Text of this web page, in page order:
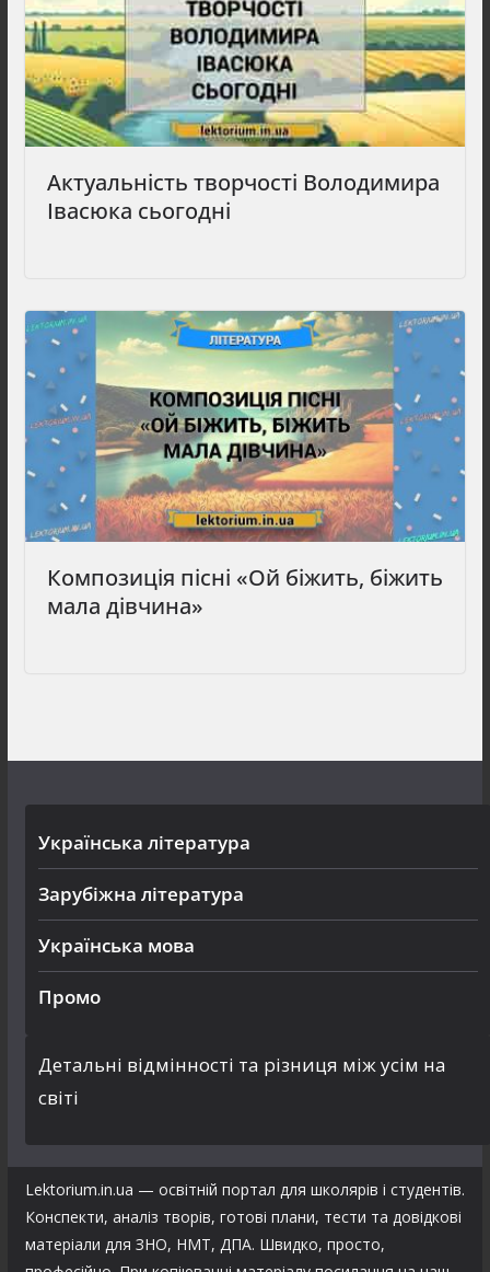
Актуальність творчості Володимира
Івасюка сьогодні
Композиція пісні «Ой біжить, біжить
мала дівчина»
Українська література
Зарубіжна література
Українська мова
Промо
Детальні відмінності та різниця між усім на
світі
Lektorium.in.ua — освітній портал для школярів і студентів.
Конспекти, аналіз творів, готові плани, тести та довідкові
матеріали для ЗНО, НМТ, ДПА. Швидко, просто,